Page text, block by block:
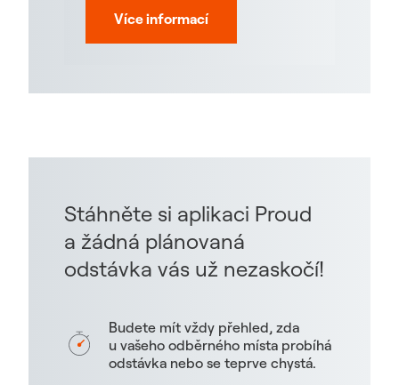
Více informací
Stáhněte si aplikaci Proud
a žádná plánovaná
odstávka vás už nezaskočí!
Budete mít vždy přehled, zda
u vašeho odběrného místa probíhá
odstávka nebo se teprve chystá.